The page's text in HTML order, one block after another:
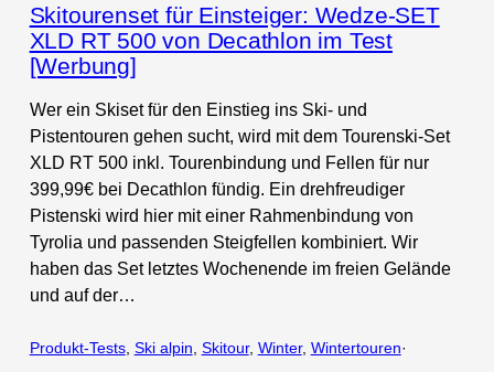
Skitourenset für Einsteiger: Wedze-SET
XLD RT 500 von Decathlon im Test
[Werbung]
Wer ein Skiset für den Einstieg ins Ski- und
Pistentouren gehen sucht, wird mit dem Tourenski-Set
XLD RT 500 inkl. Tourenbindung und Fellen für nur
399,99€ bei Decathlon fündig. Ein drehfreudiger
Pistenski wird hier mit einer Rahmenbindung von
Tyrolia und passenden Steigfellen kombiniert. Wir
haben das Set letztes Wochenende im freien Gelände
und auf der…
Produkt-Tests, Ski alpin, Skitour, Winter, Wintertouren·